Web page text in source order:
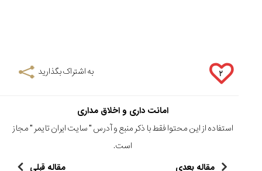
۲ به اشتراک بگذارید
امانت داری و اخلاق مداری
استفاده از این محتوا فقط با ذکر منبع و آدرس "سایت ایران تایمر " مجاز
است.
مقاله بعدی
مقاله قبلی